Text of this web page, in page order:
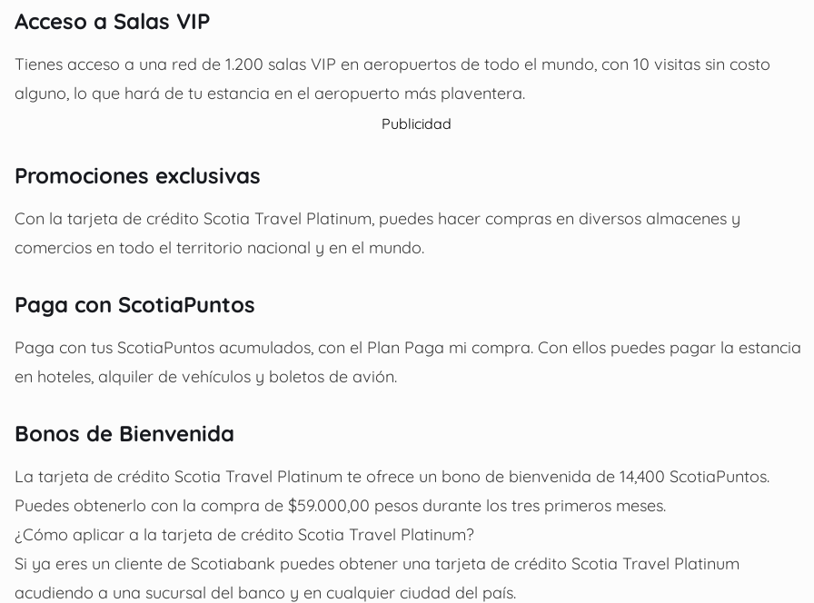
Acceso a Salas VIP
Tienes acceso a una red de 1.200 salas VIP en aeropuertos de todo el mundo, con 10 visitas sin costo
alguno, lo que hará de tu estancia en el aeropuerto más plaventera.
Publicidad
Promociones exclusivas
Con la tarjeta de crédito Scotia Travel Platinum, puedes hacer compras en diversos almacenes y
comercios en todo el territorio nacional y en el mundo.
Paga con ScotiaPuntos
Paga con tus ScotiaPuntos acumulados, con el Plan Paga mi compra. Con ellos puedes pagar la estancia
en hoteles, alquiler de vehículos y boletos de avión.
Bonos de Bienvenida
La tarjeta de crédito Scotia Travel Platinum te ofrece un bono de bienvenida de 14,400 ScotiaPuntos.
Puedes obtenerlo con la compra de $59.000,00 pesos durante los tres primeros meses.
¿Cómo aplicar a la tarjeta de crédito Scotia Travel Platinum?
Si ya eres un cliente de Scotiabank puedes obtener una tarjeta de crédito Scotia Travel Platinum
acudiendo a una sucursal del banco y en cualquier ciudad del país.